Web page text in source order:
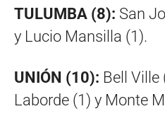
TULUMBA (8): San
y Lucio Mansilla (1).
UNIÓN (10): Bell Ville
Laborde (1) y Monte